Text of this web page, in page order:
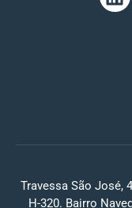
Travessa São José,
H-320. Bairro